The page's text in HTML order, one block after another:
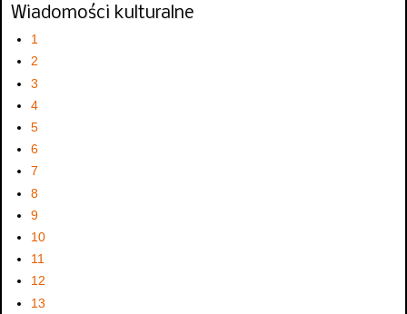
Wiadomości kulturalne
1
2
3
4
5
6
7
8
9
10
11
12
13